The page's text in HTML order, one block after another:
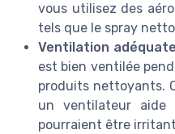
vous utilisez des
tels que le spray
Ventilation adéquate
est bien ventilée
produits nettoyants.
un ventilateur aide
pourraient être